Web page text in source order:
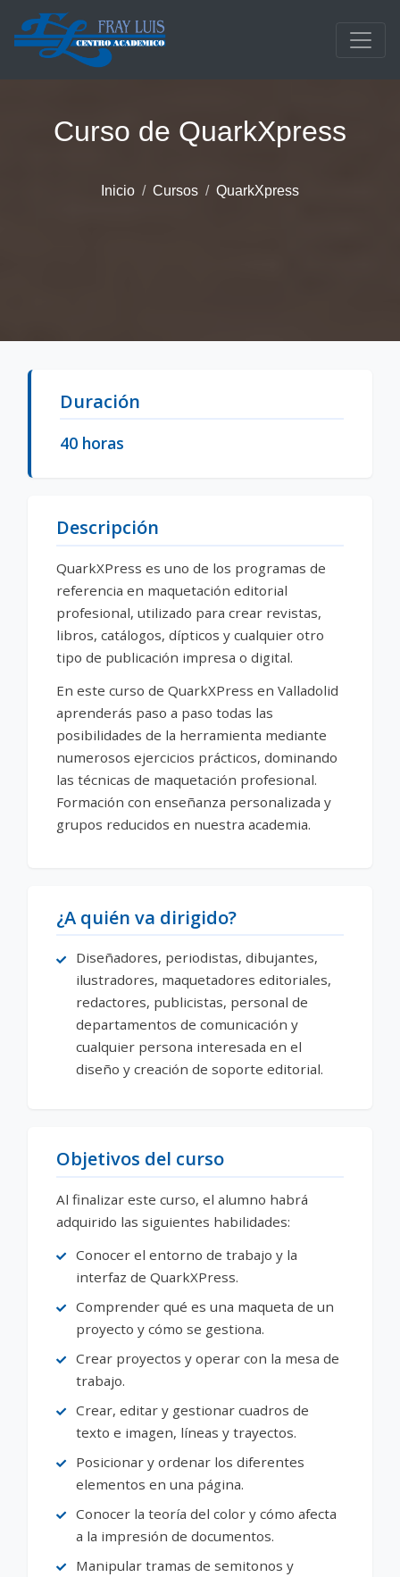
Saltar al contenido principal
Curso de QuarkXpress
Inicio Cursos QuarkXpress
Duración
40 horas
Descripción
QuarkXPress es uno de los programas de
referencia en maquetación editorial
profesional, utilizado para crear revistas,
libros, catálogos, dípticos y cualquier otro
tipo de publicación impresa o digital.
En este curso de QuarkXPress en Valladolid
aprenderás paso a paso todas las
posibilidades de la herramienta mediante
numerosos ejercicios prácticos, dominando
las técnicas de maquetación profesional.
Formación con enseñanza personalizada y
grupos reducidos en nuestra academia.
¿A quién va dirigido?
Diseñadores, periodistas, dibujantes,
ilustradores, maquetadores editoriales,
redactores, publicistas, personal de
departamentos de comunicación y
cualquier persona interesada en el
diseño y creación de soporte editorial.
Objetivos del curso
Al finalizar este curso, el alumno habrá
adquirido las siguientes habilidades:
Conocer el entorno de trabajo y la
interfaz de QuarkXPress.
Comprender qué es una maqueta de un
proyecto y cómo se gestiona.
Crear proyectos y operar con la mesa de
trabajo.
Crear, editar y gestionar cuadros de
texto e imagen, líneas y trayectos.
Posicionar y ordenar los diferentes
elementos en una página.
Conocer la teoría del color y cómo afecta
a la impresión de documentos.
Manipular tramas de semitonos y